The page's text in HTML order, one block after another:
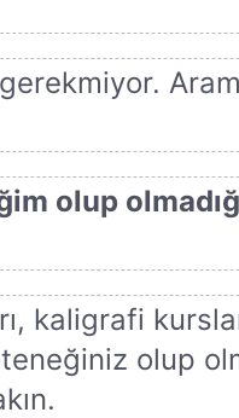
olup
kaligrafi
olup